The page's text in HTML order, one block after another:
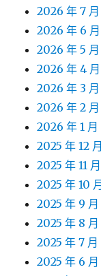
2026 年 7 月
2026 年 6 月
2026 年 5 月
2026 年 4 月
2026 年 3 月
2026 年 2 月
2026 年 1 月
2025 年 12 月
2025 年 11 月
2025 年 10 月
2025 年 9 月
2025 年 8 月
2025 年 7 月
2025 年 6 月